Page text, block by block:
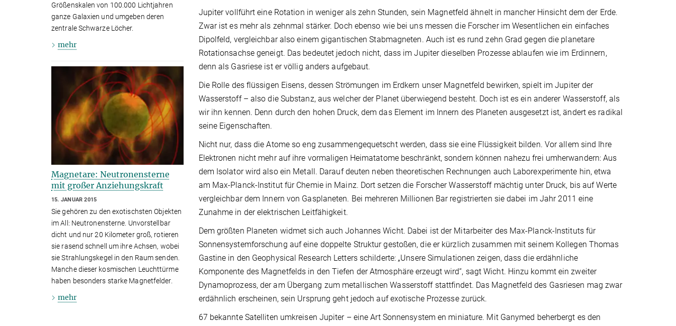
Jupiter vollführt eine Rotation in weniger als zehn Stunden, sein Magnetfeld ähnelt in mancher Hinsicht dem der Erde.
Zwar ist es mehr als zehnmal stärker. Doch ebenso wie bei uns messen die Forscher im Wesentlichen ein einfaches
Dipolfeld, vergleichbar also einem gigantischen Stabmagneten. Auch ist es rund zehn Grad gegen die planetare
Rotationsachse geneigt. Das bedeutet jedoch nicht, dass im Jupiter dieselben Prozesse ablaufen wie im Erdinnern,
denn als Gasriese ist er völlig anders aufgebaut.
Die Rolle des flüssigen Eisens, dessen Strömungen im Erdkern unser Magnetfeld bewirken, spielt im Jupiter der
Wasserstoff – also die Substanz, aus welcher der Planet überwiegend besteht. Doch ist es ein anderer Wasserstoff, als
wir ihn kennen. Denn durch den hohen Druck, dem das Element im Innern des Planeten ausgesetzt ist, ändert es radikal
seine Eigenschaften.
Nicht nur, dass die Atome so eng zusammengequetscht werden, dass sie eine Flüssigkeit bilden. Vor allem sind Ihre
Elektronen nicht mehr auf ihre vormaligen Heimatatome beschränkt, sondern können nahezu frei umherwandern: Aus
dem Isolator wird also ein Metall. Darauf deuten neben theoretischen Rechnungen auch Laborexperimente hin, etwa
am Max-Planck-Institut für Chemie in Mainz. Dort setzen die Forscher Wasserstoff mächtig unter Druck, bis auf Werte
vergleichbar dem Innern von Gasplaneten. Bei mehreren Millionen Bar registrierten sie dabei im Jahr 2011 eine
Zunahme in der elektrischen Leitfähigkeit.
Dem größten Planeten widmet sich auch Johannes Wicht. Dabei ist der Mitarbeiter des Max-Planck-Instituts für
Sonnensystemforschung auf eine doppelte Struktur gestoßen, die er kürzlich zusammen mit seinem Kollegen Thomas
Gastine in den Geophysical Research Letters schilderte: „Unsere Simulationen zeigen, dass die erdähnliche
Komponente des Magnetfelds in den Tiefen der Atmosphäre erzeugt wird“, sagt Wicht. Hinzu kommt ein zweiter
Dynamoprozess, der am Übergang zum metallischen Wasserstoff stattfindet. Das Magnetfeld des Gasriesen mag zwar
erdähnlich erscheinen, sein Ursprung geht jedoch auf exotische Prozesse zurück.
67 bekannte Satelliten umkreisen Jupiter – eine Art Sonnensystem en miniature. Mit Ganymed beherbergt es den
Größenskalen von 100.000 Lichtjahren
ganze Galaxien und umgeben deren
zentrale Schwarze Löcher.
mehr
Magnetare: Neutronensterne
mit großer Anziehungskraft
15. JANUAR 2015
Sie gehören zu den exotischsten Objekten
im All: Neutronensterne. Unvorstellbar
dicht und nur 20 Kilometer groß, rotieren
sie rasend schnell um ihre Achsen, wobei
sie Strahlungskegel in den Raum senden.
Manche dieser kosmischen Leuchttürme
haben besonders starke Magnetfelder.
mehr